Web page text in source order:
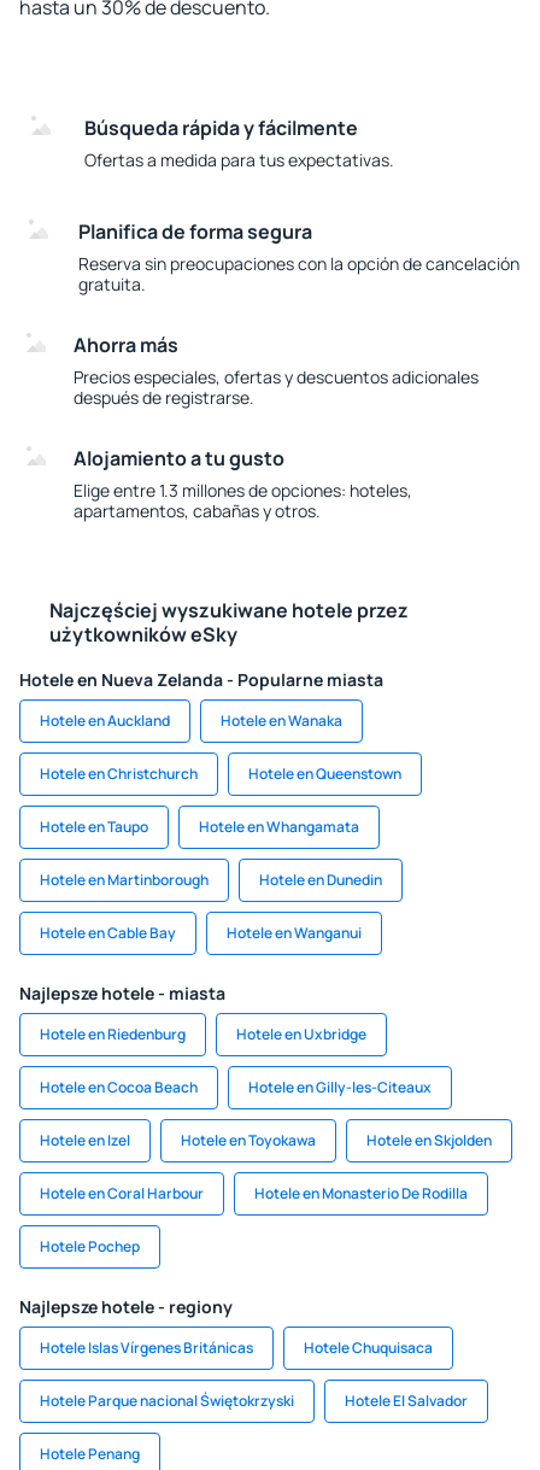
hasta un 30% de descuento.
Búsqueda rápida y fácilmente
Ofertas a medida para tus expectativas.
Planifica de forma segura
Reserva sin preocupaciones con la opción de cancelación
gratuita.
Ahorra más
Precios especiales, ofertas y descuentos adicionales
después de registrarse.
Alojamiento a tu gusto
Elige entre 1.3 millones de opciones: hoteles,
apartamentos, cabañas y otros.
Najczęściej wyszukiwane hotele przez
użytkowników eSky
Hotele en Nueva Zelanda - Popularne miasta
Hotele en Auckland Hotele en Wanaka
Hotele en Christchurch Hotele en Queenstown
Hotele en Taupo Hotele en Whangamata
Hotele en Martinborough Hotele en Dunedin
Hotele en Cable Bay Hotele en Wanganui
Najlepsze hotele - miasta
Hotele en Riedenburg Hotele en Uxbridge
Hotele en Cocoa Beach Hotele en Gilly-les-Citeaux
Hotele en Izel Hotele en Toyokawa Hotele en Skjolden
Hotele en Coral Harbour Hotele en Monasterio De Rodilla
Hotele Pochep
Najlepsze hotele - regiony
Hotele Islas Vírgenes Británicas Hotele Chuquisaca
Hotele Parque nacional Świętokrzyski Hotele El Salvador
Hotele Penang